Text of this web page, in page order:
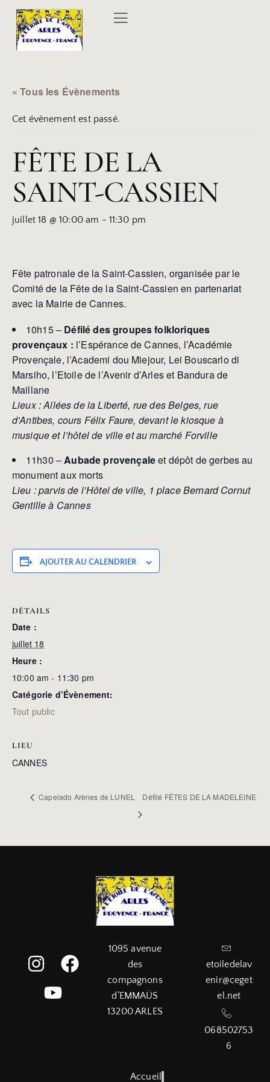
« Tous les Évènements
Cet évènement est passé.
FÊTE DE LA
SAINT-CASSIEN
juillet 18 @ 10:00 am - 11:30 pm
Fête patronale de la Saint-Cassien, organisée par le
Comité de la Fête de la Saint-Cassien en partenariat
avec la Mairie de Cannes.
10h15 – Défilé des groupes folkloriques
provençaux : l’Espérance de Cannes, l’Académie
Provençale, l’Academi dou Miejour, Lei Bouscarlo di
Marsiho, l’Etoile de l’Avenir d’Arles et Bandura de
Maillane
Lieux : Allées de la Liberté, rue des Belges, rue
d’Antibes, cours Félix Faure, devant le kiosque à
musique et l’hôtel de ville et au marché Forville
11h30 –Aubade provençaleet dépôt de gerbes au
monument aux morts
Lieu : parvis de l’Hôtel de ville, 1 place Bernard Cornut
Gentille à Cannes
AJOUTER AU CALENDRIER
DÉTAILS
Date :
juillet 18
Heure :
10:00 am - 11:30 pm
Catégorie d’Évènement:
Tout public
LIEU
CANNES
Capelado Arènes de LUNEL Défilé FÊTES DE LA MADELEINE
1095 avenue
des
compagnons
d’EMMAÜS
13200 ARLES
etoiledelav
enir@ceget
el.net
068502753
6
Accueil